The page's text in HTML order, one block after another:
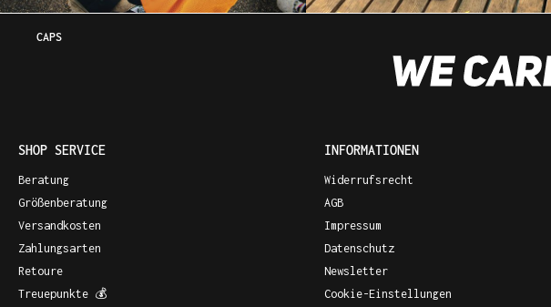
CAPS
SHOP SERVICE
Beratung
Größenberatung
Versandkosten
Zahlungsarten
Retoure
Treuepunkte 💰
INFORMATIONEN
Widerrufsrecht
AGB
Impressum
Datenschutz
Newsletter
Cookie-Einstellungen